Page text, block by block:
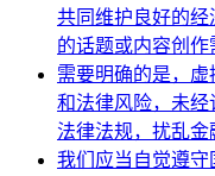
共同维护良好的
的话题或内容创
需要明确的是，
和法律风险，未
法律法规，扰乱金
我们应当自觉遵